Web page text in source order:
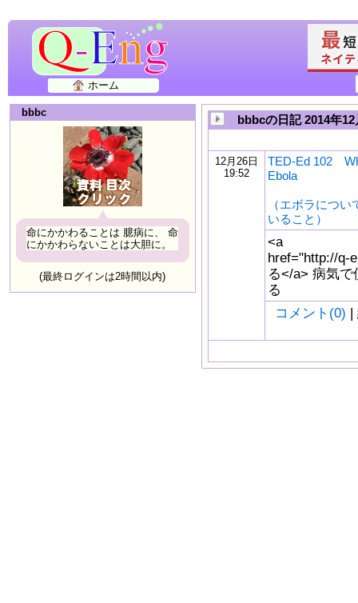
ホーム
bbbc
命にかかわることは 臆病に、 命
にかかわらないことは大胆に。
(最終ログインは2時間以内)
bbbcの日記 2014年12
12月26日
19:52
TED-Ed 102
Ebola
（エボラにつ
いること）
<a
href="http://q-
る</a> 病気
る
コメント(0) |